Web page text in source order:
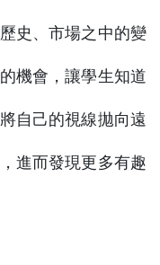
史、市場之中的變
機會，讓學生知道
自己的視線拋向遠
進而發現更多有趣